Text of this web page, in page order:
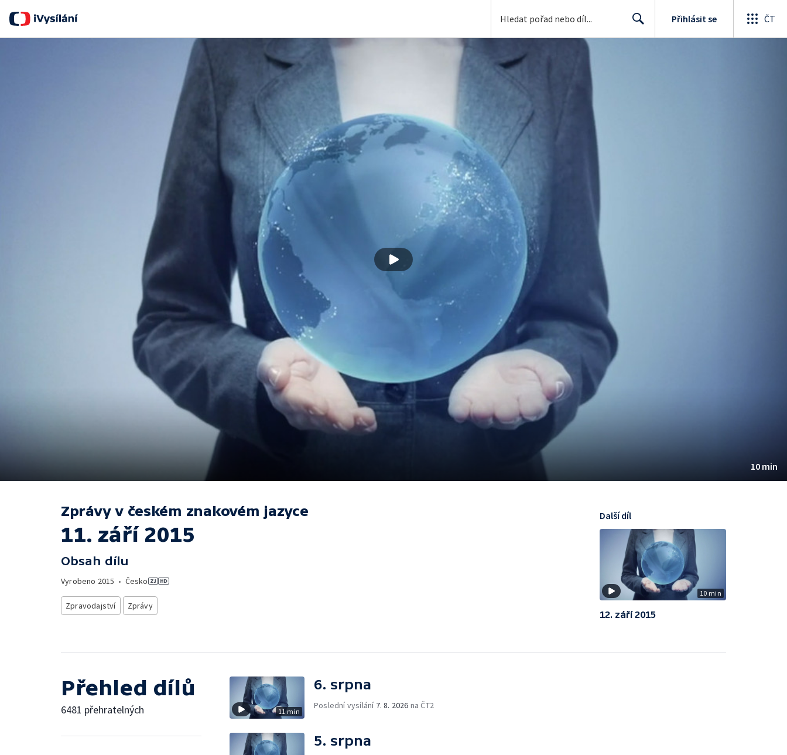
Přihlásit se ČT
10 min
Zprávy v českém znakovém jazyce
11. září 2015
Obsah dílu
Vyrobeno 2015 • Česko
Zpravodajství Zprávy
10 min
Další díl
12. září 2015
Přehled dílů
6481 přehratelných 11 min
6. srpna
Poslední vysílání 7. 8. 2026 na ČT2
5. srpna